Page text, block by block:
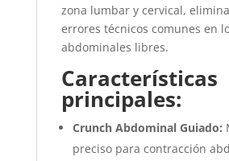
zona lumbar y cervical,
errores técnicos comunes en
abdominales libres.
Características
principales:
Crunch Abdominal Guiado:
preciso para contracción